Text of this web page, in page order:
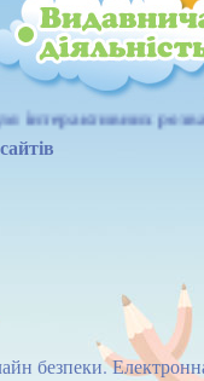
Чекаємо Вас:
безпеки.